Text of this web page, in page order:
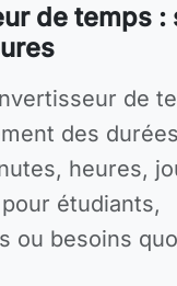
de temps :
de temps de
des
heures,
étudiants,
ou besoins